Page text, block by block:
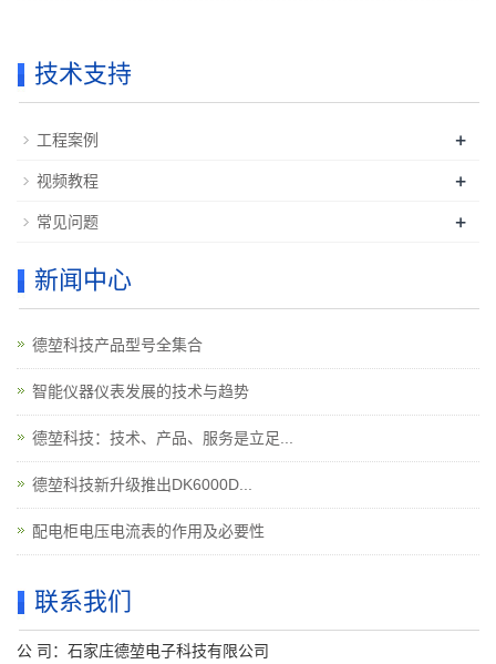
技术支持
工程案例 +
视频教程 +
常见问题 +
新闻中心
德堃科技产品型号全集合
智能仪器仪表发展的技术与趋势
德堃科技：技术、产品、服务是立足...
德堃科技新升级推出DK6000D...
配电柜电压电流表的作用及必要性
联系我们
公 司：石家庄德堃电子科技有限公司